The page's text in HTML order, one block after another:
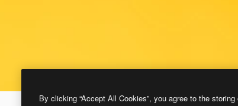
By clicking “Accept All Cookies”, you agree to the